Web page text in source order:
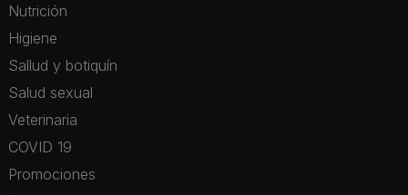
Nutrición
Higiene
Sallud y botiquín
Salud sexual
Veterinaria
COVID 19
Promociones